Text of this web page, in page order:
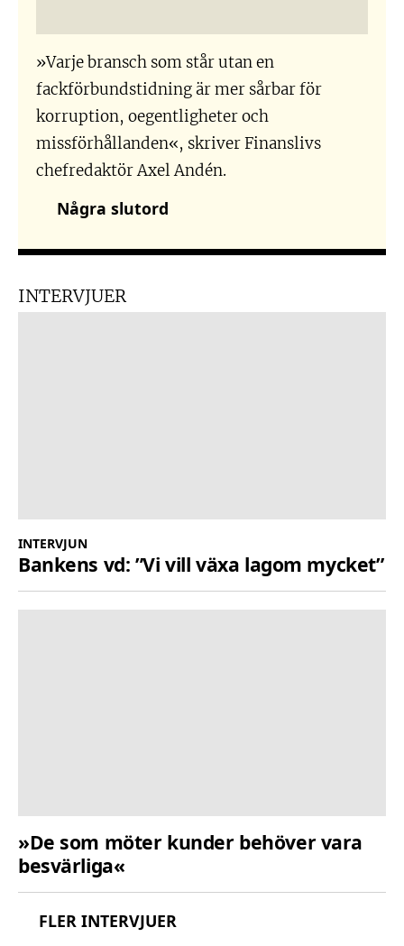
»Varje bransch som står utan en
fackförbundstidning är mer sårbar för
korruption, oegentligheter och
missförhållanden«, skriver Finanslivs
chefredaktör Axel Andén.
Några slutord
INTERVJUER
INTERVJUN
Bankens vd: ”Vi vill växa lagom mycket”
»De som möter kunder behöver vara
besvärliga«
FLER INTERVJUER